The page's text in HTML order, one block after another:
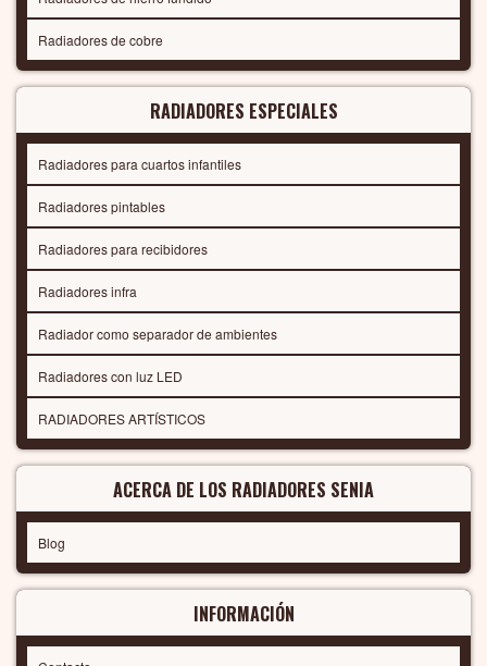
Radiadores de cobre
RADIADORES ESPECIALES
Radiadores para cuartos infantiles
Radiadores pintables
Radiadores para recibidores
Radiadores infra
Radiador como separador de ambientes
Radiadores con luz LED
RADIADORES ARTÍSTICOS
ACERCA DE LOS RADIADORES SENIA
Blog
INFORMACIÓN